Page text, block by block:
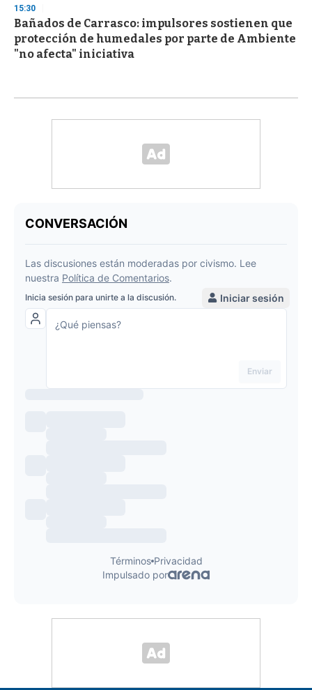
15:30
Bañados de Carrasco: impulsores sostienen que
protección de humedales por parte de Ambiente
"no afecta" iniciativa